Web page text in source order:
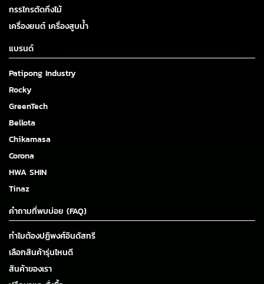
กรรไกรตัดกิ่งไม้
เครื่องยนต์ เครื่องสูบน้ำ
แบรนด์
Patipong Industry
Rocky
GreenTech
Bellota
Chikamasa
Corona
HWA SHIN
Tinaz
คำถามที่พบบ่อย (FAQ)
ทำไมต้องปฏิพงศ์อินดัสทรี
เลือกสินค้ารุ่นไหนดี
สินค้าของเรา